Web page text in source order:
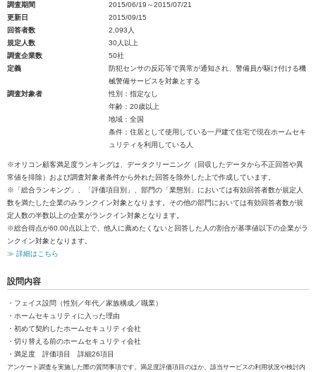
調査期間
2015/06/19～2015/07/21
更新日
2015/09/15
回答者数
2,093人
規定人数
30人以上
調査企業数
50社
定義
防犯センサの反応等で異常が通知され、警備員が駆け付ける機
械警備サービスを対象とする
調査対象者
性別：指定なし
年齢：20歳以上
地域：全国
条件：住居として使用している一戸建て住宅で現在ホームセキ
ュリティを利用している人
※オリコン顧客満足度ランキングは、データクリーニング（回収したデータから不正回答や異
常値を排除）および調査対象者条件から外れた回答を除外した上で作成しています。
※「総合ランキング」、「評価項目別」、部門の「業態別」においては有効回答者数が規定人
数を満たした企業のみランクイン対象となります。その他の部門においては有効回答者数が規
定人数の半数以上の企業がランクイン対象となります。
※総合得点が60.00点以上で、他人に薦めたくないと回答した人の割合が基準値以下の企業がラ
ンクイン対象となります。
≫ 詳細はこちら
設問内容
・フェイス設問（性別／年代／家族構成／職業）
・ホームセキュリティに入った理由
・初めて契約したホームセキュリティ会社
・切り替える前のホームセキュリティ会社
・満足度 評価項目 詳細26項目
アンケート調査を実施した際の質問事項です。満足度評価項目のほか、該当サービスの利用状況や検討内